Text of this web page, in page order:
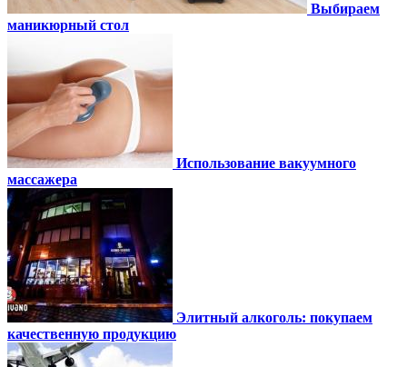
Выбираем
маникюрный стол
Использование вакуумного
массажера
Элитный алкоголь: покупаем
качественную продукцию